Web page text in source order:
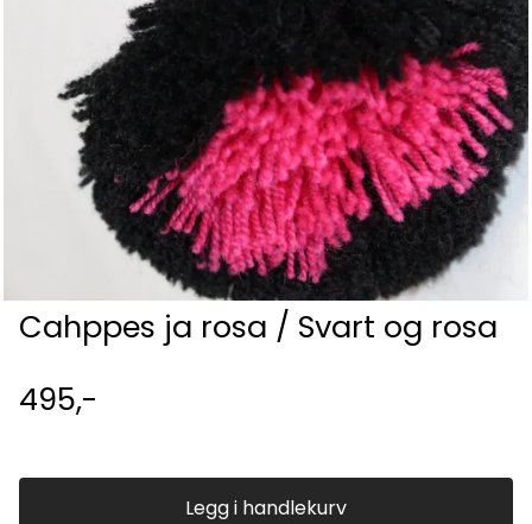
Cahppes ja rosa / Svart og rosa
495,-
Legg i handlekurv